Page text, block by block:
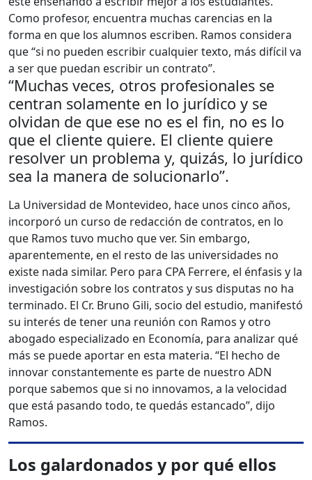
Como profesor, encuentra muchas carencias en la
forma en que los alumnos escriben. Ramos considera
que “si no pueden escribir cualquier texto, más difícil va
a ser que puedan escribir un contrato”.
“Muchas veces, otros profesionales se
centran solamente en lo jurídico y se
olvidan de que ese no es el fin, no es lo
que el cliente quiere. El cliente quiere
resolver un problema y, quizás, lo jurídico
sea la manera de solucionarlo”.
La Universidad de Montevideo, hace unos cinco años,
incorporó un curso de redacción de contratos, en lo
que Ramos tuvo mucho que ver. Sin embargo,
aparentemente, en el resto de las universidades no
existe nada similar. Pero para CPA Ferrere, el énfasis y la
investigación sobre los contratos y sus disputas no ha
terminado. El Cr. Bruno Gili, socio del estudio, manifestó
su interés de tener una reunión con Ramos y otro
abogado especializado en Economía, para analizar qué
más se puede aportar en esta materia. “El hecho de
innovar constantemente es parte de nuestro ADN
porque sabemos que si no innovamos, a la velocidad
que está pasando todo, te quedás estancado”, dijo
Ramos.
Los galardonados y por qué ellos